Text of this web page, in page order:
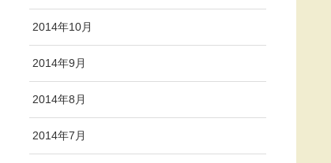
2014年10月
2014年9月
2014年8月
2014年7月